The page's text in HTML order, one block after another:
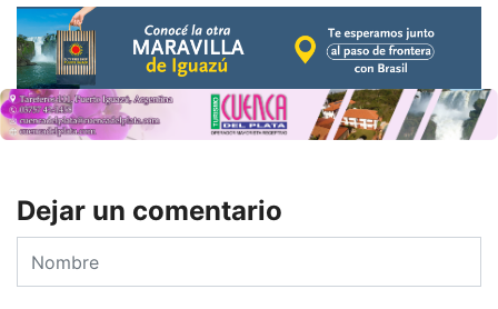
Dejar un comentario